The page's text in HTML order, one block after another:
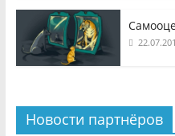
Новости партнёров